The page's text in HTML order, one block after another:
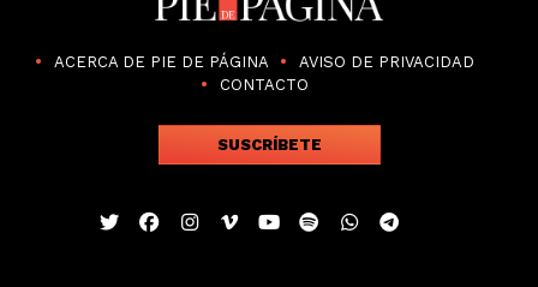
ACERCA DE PIE DE PÁGINA
AVISO DE PRIVACIDAD
CONTACTO
SUSCRÍBETE